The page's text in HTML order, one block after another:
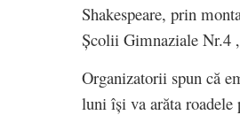
Shakespeare, prin
Școlii Gimnaziale Nr.4
Organizatorii spun că
luni își va arăta roadele